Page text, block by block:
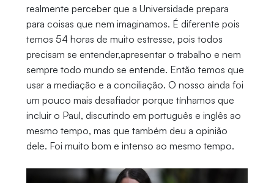
realmente perceber que a Universidade prepara
para coisas que nem imaginamos. É diferente pois
temos 54 horas de muito estresse, pois todos
precisam se entender,apresentar o trabalho e nem
sempre todo mundo se entende. Então temos que
usar a mediação e a conciliação. O nosso ainda foi
um pouco mais desafiador porque tínhamos que
incluir o Paul, discutindo em português e inglês ao
mesmo tempo, mas que também deu a opinião
dele. Foi muito bom e intenso ao mesmo tempo.